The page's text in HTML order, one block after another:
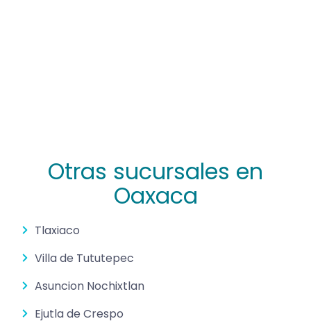
Otras sucursales en
Oaxaca
Tlaxiaco
Villa de Tututepec
Asuncion Nochixtlan
Ejutla de Crespo